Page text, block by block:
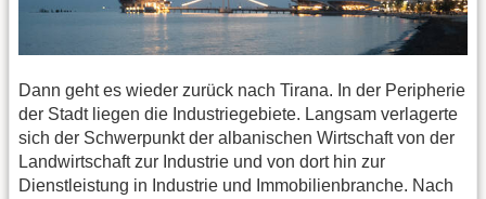
Dann geht es wieder zurück nach Tirana. In der Peripherie
der Stadt liegen die Industriegebiete. Langsam verlagerte
sich der Schwerpunkt der albanischen Wirtschaft von der
Landwirtschaft zur Industrie und von dort hin zur
Dienstleistung in Industrie und Immobilienbranche. Nach